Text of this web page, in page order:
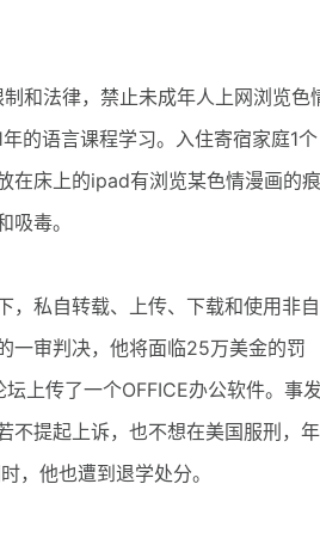
和法律，禁止未成年人上网浏览色
的语言课程学习。入住寄宿家庭1个
在床上的ipad有浏览某色情漫画的痕
毒。
私自转载、上传、下载和使用非自
一审判决，他将面临25万美金的罚
上传了一个OFFICE办公软件。事发
不提起上诉，也不想在美国服刑，年
，他也遭到退学处分。